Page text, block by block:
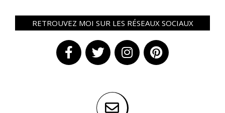
RETROUVEZ MOI SUR LES RÉSEAUX SOCIAUX